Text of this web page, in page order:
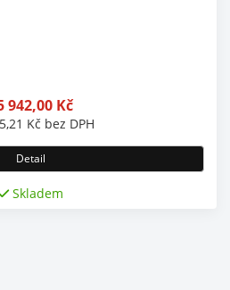
942,00 Kč
Kč bez DPH
Detail
Skladem